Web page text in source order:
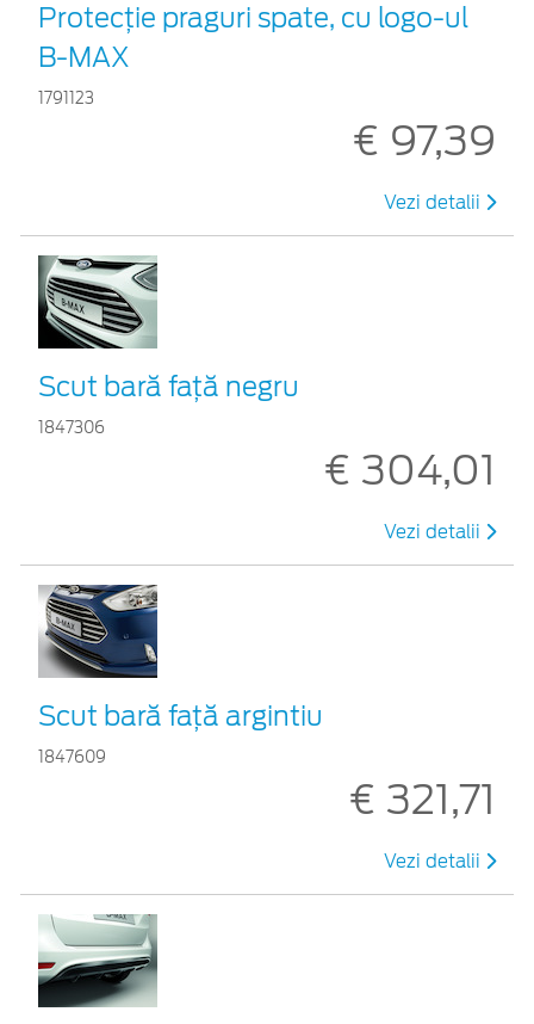
Protecţie praguri spate, cu logo-ul
B-MAX
1791123
€ 97,39
Vezi detalii
Scut bară faţă negru
1847306
€ 304,01
Vezi detalii
Scut bară faţă argintiu
1847609
€ 321,71
Vezi detalii